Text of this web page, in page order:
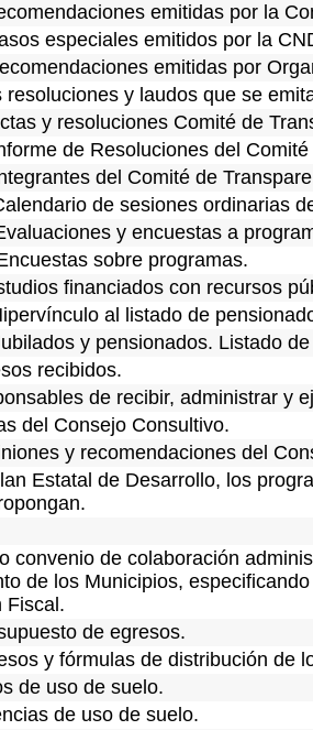
emitidas por la
especiales emitidos por la
emitidas por
resoluciones y laudos que se
y resoluciones Comité de
de Resoluciones del
del Comité de
de sesiones ordinarias
y encuestas a
sobre programas.
financiados con recursos
al listado de
y pensionados. Listado
recibidos.
de recibir, administrar y
del Consejo Consultivo.
y recomendaciones del
Estatal de Desarrollo, los
convenio de colaboración
de los Municipios,
Fiscal.
de egresos.
y fórmulas de distribución de
de uso de suelo.
de uso de suelo.